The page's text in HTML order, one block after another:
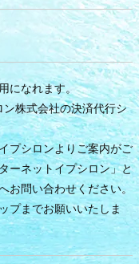
になれます。
株式会社の決済代行シ
プシロンよりご案内がご
ーネットイプシロン」と
問い合わせください。
プまでお願いいたしま